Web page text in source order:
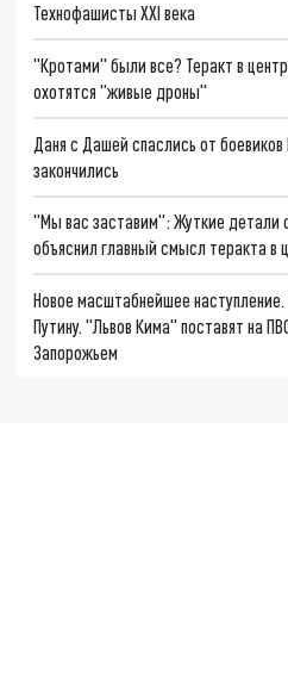
Технофашисты XXI века
"Кротами" были все? Теракт в
охотятся "живые дроны"
Даня с Дашей спаслись от
закончились
"Мы вас заставим": Жуткие детали
объяснил главный смысл теракта в
Новое масштабнейшее
Путину. "Львов Кима" поставят на
Запорожьем